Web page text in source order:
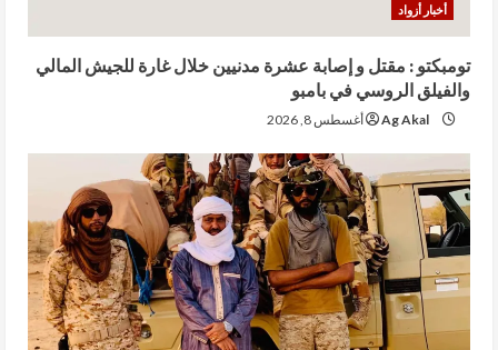
أخبار أزواد
تومبكتو : مقتل و إصابة عشرة مدنيين خلال غارة للجيش المالي
والفيلق الروسي في بامبو
Ag Akal أغسطس 8, 2026